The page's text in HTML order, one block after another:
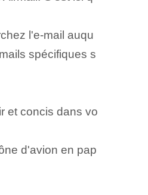
l'e-mail auqu
spécifiques s
et concis dans vo
d'avion en pap